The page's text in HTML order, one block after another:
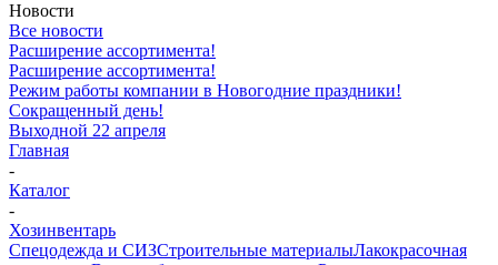
Новости
Все новости
Расширение ассортимента!
Расширение ассортимента!
Режим работы компании в Новогодние праздники!
Сокращенный день!
Выходной 22 апреля
Главная
-
Каталог
-
Хозинвентарь
Спецодежда и СИЗСтроительные материалыЛакокрасочная